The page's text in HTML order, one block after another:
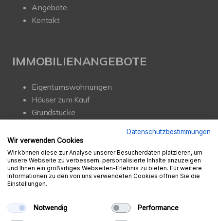
Angebote
Kontakt
IMMOBILIENANGEBOTE
Eigentumswohnungen
Häuser zum Kauf
Grundstücke
Renditeobjekte
Gewerbeimmobilien
© Ambition Immobilien e.K. Powered by
Datenschutzbestimmungen
Wir verwenden Cookies
Wir können diese zur Analyse unserer Besucherdaten platzieren, um
unsere Webseite zu verbessern, personalisierte Inhalte anzuzeigen
und Ihnen ein großartiges Webseiten-Erlebnis zu bieten. Für weitere
Informationen zu den von uns verwendeten Cookies öffnen Sie die
Einstellungen.
Notwendig Performance